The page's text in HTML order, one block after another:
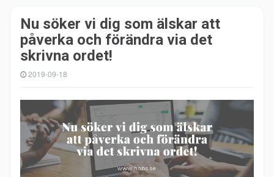
Nu söker vi dig som älskar att
påverka och förändra via det
skrivna ordet!
2019-09-18